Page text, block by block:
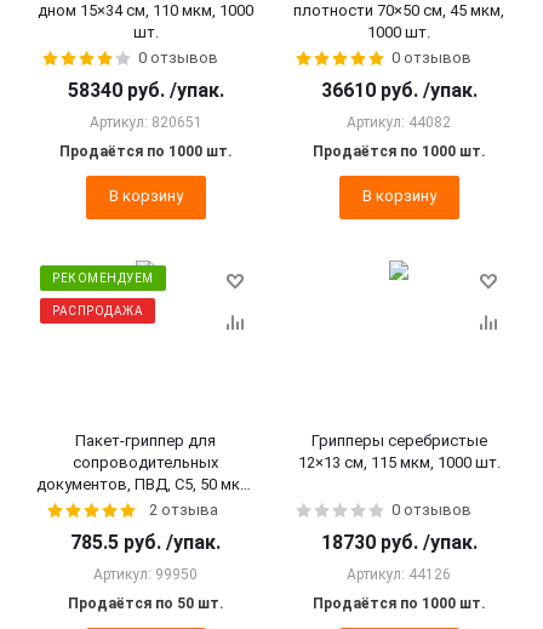
дном 15×34 см, 110 мкм, 1000
шт.
0 отзывов
58340 руб. /упак.
Артикул: 820651
Продаётся по 1000 шт.
В корзину
плотности 70×50 см, 45 мкм,
1000 шт.
0 отзывов
36610 руб. /упак.
Артикул: 44082
Продаётся по 1000 шт.
В корзину
РЕКОМЕНДУЕМ
РАСПРОДАЖА
Пакет-гриппер для
сопроводительных
документов, ПВД, C5, 50 мкм,
50 шт.2 отзыва
785.5 руб. /упак.
Артикул: 99950
Продаётся по 50 шт.
Грипперы серебристые
12×13 см, 115 мкм, 1000 шт.
0 отзывов
18730 руб. /упак.
Артикул: 44126
Продаётся по 1000 шт.